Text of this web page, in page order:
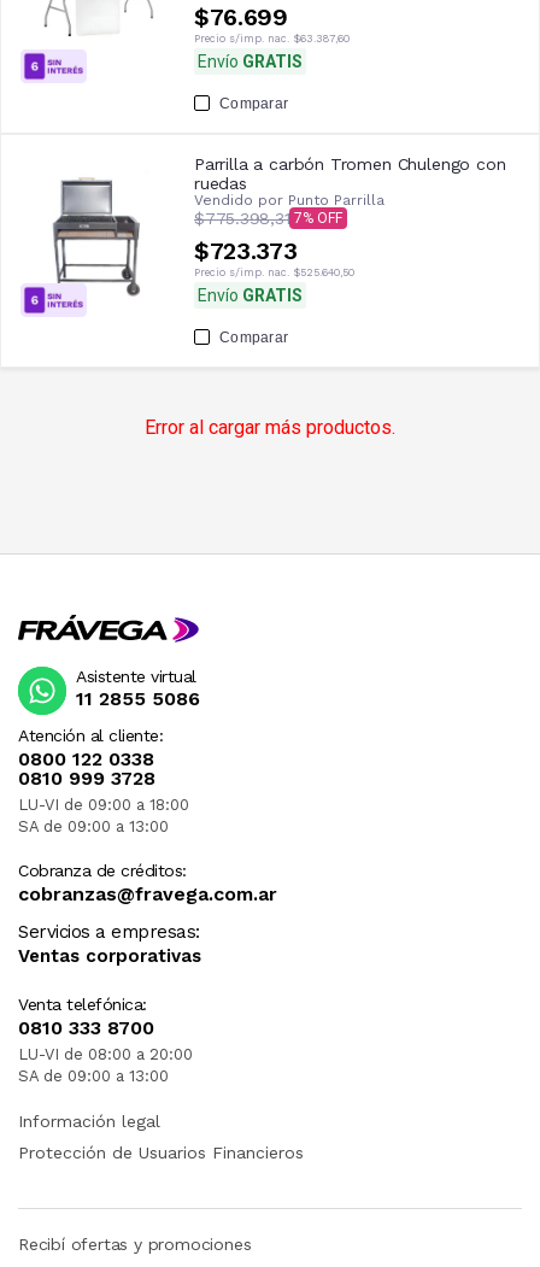
$76.699
Precio s/imp. nac. $63.387,60
Envío GRATIS
Comparar
Parrilla a carbón Tromen Chulengo con
ruedas
Vendido por Punto Parrilla
$775.398,31 7
$723.373
Precio s/imp. nac. $525.640,50
Envío GRATIS
Comparar
Error al cargar más productos.
Atención al cliente:
0800 122 0338
0810 999 3728
LU-VI de 09:00 a 18:00
SA de 09:00 a 13:00
Cobranza de créditos:
cobranzas@fravega.com.ar
Servicios a empresas:
Ventas corporativas
Venta telefónica:
0810 333 8700
LU-VI de 08:00 a 20:00
SA de 09:00 a 13:00
Asistente virtual
11 2855 5086
Información legal
Protección de Usuarios Financieros
Recibí ofertas y promociones